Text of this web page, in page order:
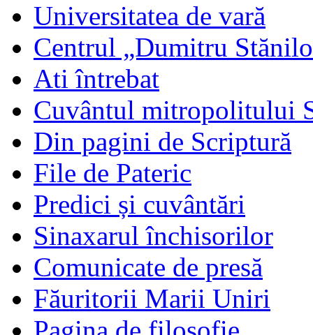
Universitatea de vară
Centrul „Dumitru
Ati întrebat
Cuvântul mitropolitului
Din pagini de Scriptură
File de Pateric
Predici și cuvântări
Sinaxarul închisorilor
Comunicate de presă
Făuritorii Marii Uniri